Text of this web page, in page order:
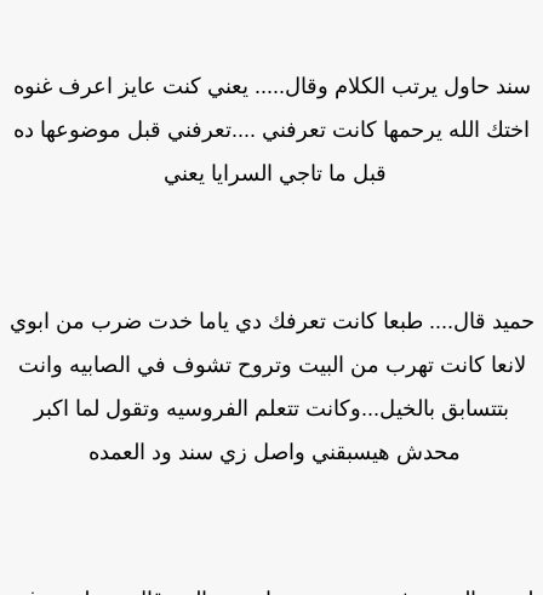
حاول يرتب الكلام وقال..... يعني كنت عايز اعرف غنوه
الله يرحمها كانت تعرفني ....تعرفني قبل موضوعها ده
قبل ما تاجي السرايا يعني
قال.... طبعا كانت تعرفك دي ياما خدت ضرب من ابوي
كانت تهرب من البيت وتروح تشوف في الصابيه وانت
بتتسابق بالخيل...وكانت تتعلم الفروسيه وتقول لما اكبر
محدش هيسبقني واصل زي سند ود العمده